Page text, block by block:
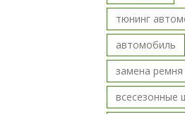
тюнинг
автомобиль
замена
всесезонные